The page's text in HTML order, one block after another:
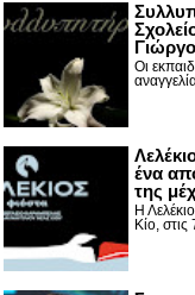
Οι
ένα
της
Η
Κίο, στις